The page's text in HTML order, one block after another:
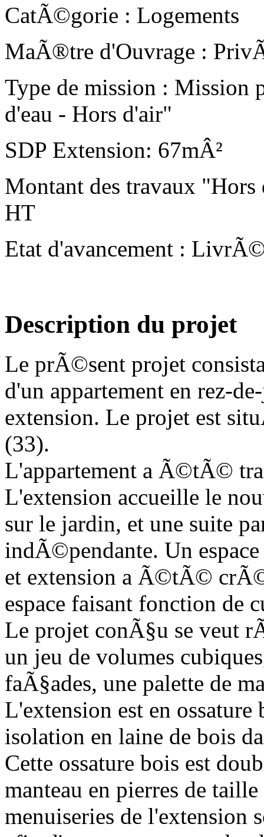
CatÃ©gorie : Logements
MaÃ®tre d'Ouvrage :
Type de mission : Mission
d'eau - Hors d'air"
SDP Extension: 67mÂ²
Montant des travaux
HT
Etat d'avancement :
Description du projet
Le prÃ©sent projet
d'un appartement en rez-
extension. Le projet est
(33).
L'appartement a Ã©tÃ©
L'extension accueille le
sur le jardin, et une suite
indÃ©pendante. Un
et extension a Ã©tÃ©
espace faisant fonction de
Le projet conÃ§u se veut
un jeu de volumes
faÃ§ades, une palette de
L'extension est en
isolation en laine de bois
Cette ossature bois est
manteau en pierres de
menuiseries de l'extension